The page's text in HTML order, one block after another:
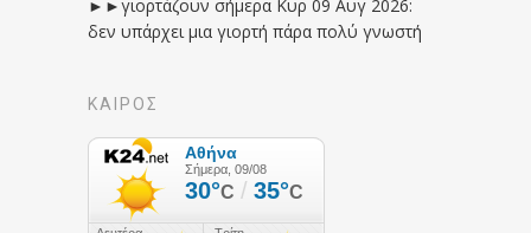
►►γιορτάζουν σήμερα Κυρ 09 Αυγ 2026:
δεν υπάρχει μια γιορτή πάρα πολύ γνωστή
ΚΑΙΡΟΣ